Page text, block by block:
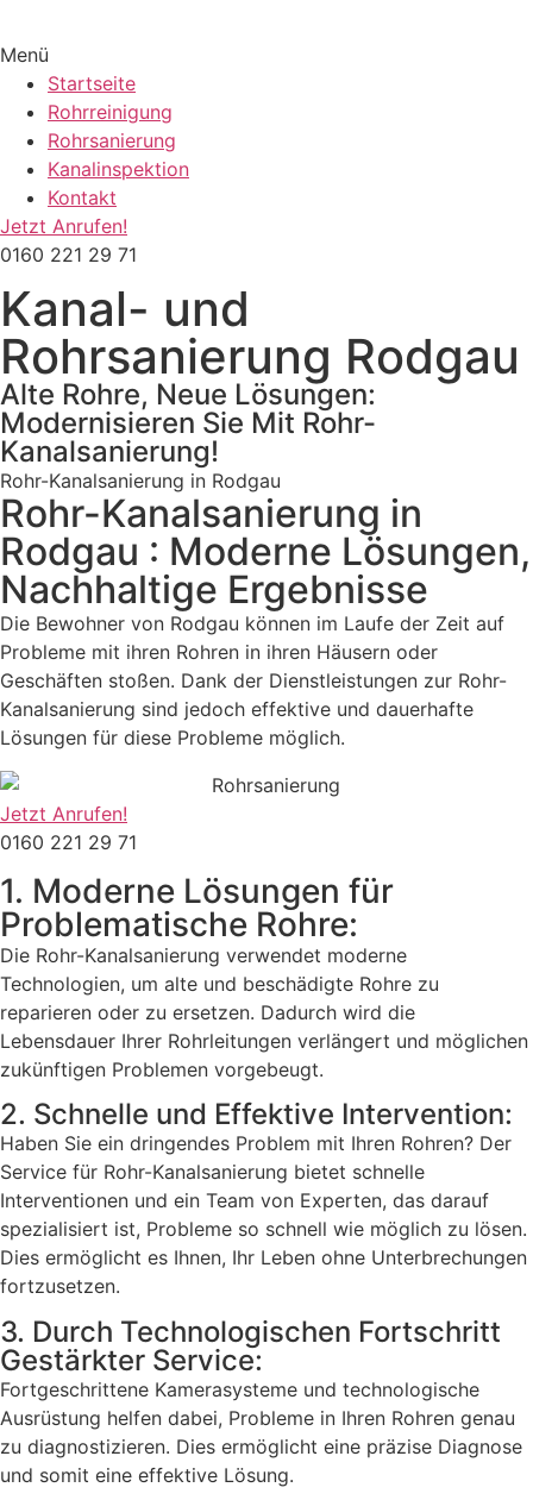
Menü
Startseite
Rohrreinigung
Rohrsanierung
Kanalinspektion
Kontakt
Jetzt Anrufen!
0160 221 29 71
Kanal- und
Rohrsanierung Rodgau
Alte Rohre, Neue Lösungen:
Modernisieren Sie Mit Rohr-
Kanalsanierung!
Rohr-Kanalsanierung in Rodgau
Rohr-Kanalsanierung in
Rodgau : Moderne Lösungen,
Nachhaltige Ergebnisse
Die Bewohner von Rodgau können im Laufe der Zeit auf
Probleme mit ihren Rohren in ihren Häusern oder
Geschäften stoßen. Dank der Dienstleistungen zur Rohr-
Kanalsanierung sind jedoch effektive und dauerhafte
Lösungen für diese Probleme möglich.
Jetzt Anrufen!
0160 221 29 71
1. Moderne Lösungen für
Problematische Rohre:
Die Rohr-Kanalsanierung verwendet moderne
Technologien, um alte und beschädigte Rohre zu
reparieren oder zu ersetzen. Dadurch wird die
Lebensdauer Ihrer Rohrleitungen verlängert und möglichen
zukünftigen Problemen vorgebeugt.
2. Schnelle und Effektive Intervention:
Haben Sie ein dringendes Problem mit Ihren Rohren? Der
Service für Rohr-Kanalsanierung bietet schnelle
Interventionen und ein Team von Experten, das darauf
spezialisiert ist, Probleme so schnell wie möglich zu lösen.
Dies ermöglicht es Ihnen, Ihr Leben ohne Unterbrechungen
fortzusetzen.
3. Durch Technologischen Fortschritt
Gestärkter Service:
Fortgeschrittene Kamerasysteme und technologische
Ausrüstung helfen dabei, Probleme in Ihren Rohren genau
zu diagnostizieren. Dies ermöglicht eine präzise Diagnose
und somit eine effektive Lösung.